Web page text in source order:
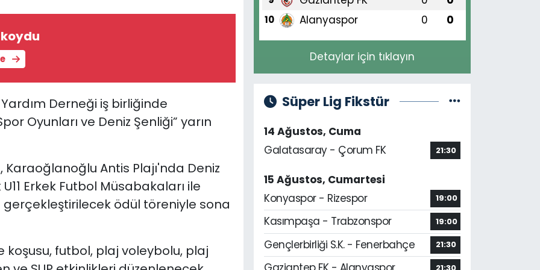
Yardım Derneği iş birliğinde
Oyunları ve Deniz Şenliği” yarın
Antis Plajı'nda Deniz
Erkek Futbol Müsabakaları ile
ödül töreniyle sona
futbol, plaj voleybolu, plaj
10 Alanyaspor 0 0
Detaylar için tıklayın
Süper Lig Fikstür
14 Ağustos, Cuma
Galatasaray - Çorum FK
21:30
15 Ağustos, Cumartesi
Konyaspor - Rizespor
19:00
Kasımpaşa - Trabzonspor 19:00
Gençlerbirliği S.K. - Fenerbahçe 21:30
21:30